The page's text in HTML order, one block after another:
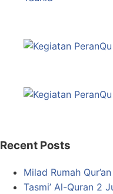
Recent Posts
Milad Rumah
Tasmi’ Al-Quran 2